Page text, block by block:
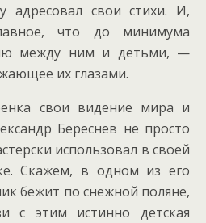
адресовал свои стихи. И,
что до минимума
между ним и детьми, —
их глазами.
свои видение мира и
Береснев не просто
использовал в своей
Скажем, в одном из его
бежит по снежной поляне,
с этим истинно детская